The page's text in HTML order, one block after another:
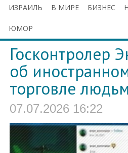
ИЗРАИЛЬ В МИРЕ БИЗНЕС
ЮМОР
Госконтролер
об
торговле
07.07.2026 16:22